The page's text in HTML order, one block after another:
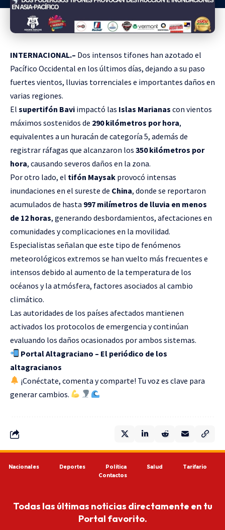
INTERNACIONAL.– Dos intensos tifones han azotado el
Pacífico Occidental en los últimos días, dejando a su paso
fuertes vientos, lluvias torrenciales e importantes daños en
varias regiones.
El supertifón Bavi impactó las Islas Marianas con vientos
máximos sostenidos de 290 kilómetros por hora,
equivalentes a un huracán de categoría 5, además de
registrar ráfagas que alcanzaron los 350 kilómetros por
hora, causando severos daños en la zona.
Por otro lado, el tifón Maysak provocó intensas
inundaciones en el sureste de China, donde se reportaron
acumulados de hasta 997 milímetros de lluvia en menos
de 12 horas, generando desbordamientos, afectaciones en
comunidades y complicaciones en la movilidad.
Especialistas señalan que este tipo de fenómenos
meteorológicos extremos se han vuelto más frecuentes e
intensos debido al aumento de la temperatura de los
océanos y la atmósfera, factores asociados al cambio
climático.
Las autoridades de los países afectados mantienen
activados los protocolos de emergencia y continúan
evaluando los daños ocasionados por ambos sistemas.
Portal Altagraciano – El periódico de los
altagracianos
¡Conéctate, comenta y comparte! Tu voz es clave para
generar cambios.
Nacionales Deportes Política Salud
Tarifario
Contactos
Todas las últimas noticias directamente en tu
Portal favorito.